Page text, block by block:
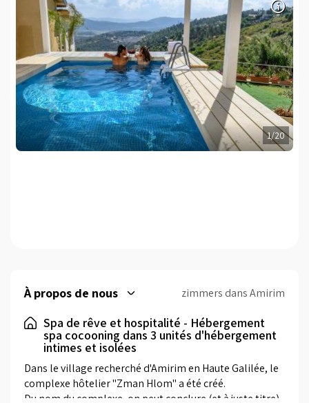
1/20
À propos de nous zimmers dans Amirim
Spa de rêve et hospitalité - Hébergement
spa cocooning dans 3 unités d'hébergement
intimes et isolées
Dans le village recherché d'Amirim en Haute Galilée, le
complexe hôtelier "Zman Hlom" a été créé.
Du nom du complexe, on peut conclure (et à juste titre)